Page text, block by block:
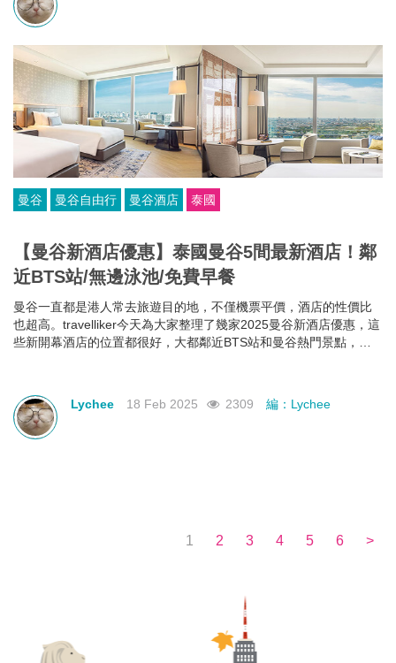
曼谷 曼谷自由行 曼谷酒店 泰國
【曼谷新酒店優惠】泰國曼谷5間最新酒店！鄰
近BTS站/無邊泳池/免費早餐
曼谷一直都是港人常去旅遊目的地，不僅機票平價，酒店的性價比
也超高。travelliker今天為大家整理了幾家2025曼谷新酒店優惠，這
些新開幕酒店的位置都很好，大都鄰近BTS站和曼谷熱門景點，方
不如來看看有沒有合你心意的曼谷新酒店吧！
Lychee 18 Feb 2025 2309 編：Lychee
1 2 3 4 5 6 >